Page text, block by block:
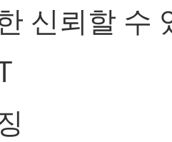
신뢰할 수